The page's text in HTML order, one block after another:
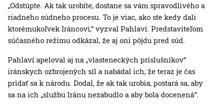
„Odstúpte. Ak tak urobíte, dostane sa vám spravodlivého a
riadneho súdneho procesu. To je viac, ako ste kedy dali
ktorémukoľvek Iráncovi,“ vyzval Pahlaví. Predstaviteľom
súčasného režimu odkázal, že aj oni pôjdu pred súd.
Pahlaví apeloval aj na „vlasteneckých príslušníkov“
iránskych ozbrojených síl a nabádal ich, že teraz je čas
pridať sa k národu. Dodal, že ak tak urobia, postará sa, aby
sa na ich „službu Iránu nezabudlo a aby bola docenená“.